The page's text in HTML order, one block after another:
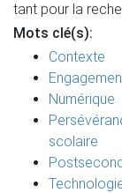
tant pour la
Mots clé(s):
Contexte
Numérique
scolaire